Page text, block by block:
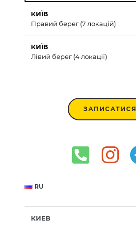
КИЇВ
Правий берег (7 локацій)
КИЇВ
Лівий берег (4 локації)
ЗАПИСАТИСЯ
RU
КИЕВ